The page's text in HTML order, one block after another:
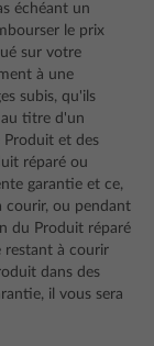
échéant un
le prix
sur votre
à une
subis, qu'ils
titre d'un
Produit et des
réparé ou
garantie et ce,
courir, ou pendant
du Produit réparé
restant à courir
dans des
il vous sera